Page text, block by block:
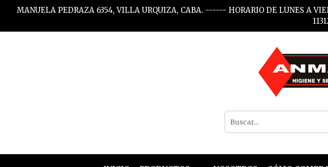
MANUELA PEDRAZA 6354, VILLA URQUIZA, CABA. ------ HORARIO DE LUNES A